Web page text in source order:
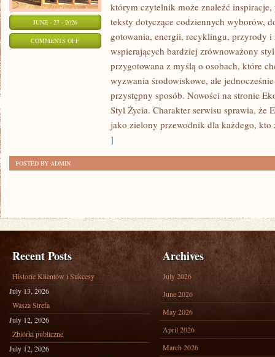
JUNE - 27 - 2026
COMMENTS OFFON
którym czytelnik może znaleźć inspiracje,
teksty dotyczące codziennych wyborów,
gotowania, energii, recyklingu, przyrody i
wspierających bardziej zrównoważony styl
przygotowana z myślą o osobach, które
wyzwania środowiskowe, ale
przystępny sposób. Nowości na stronie
Styl Życia. Charakter serwisu sprawia, że
jako zielony przewodnik dla każdego, kto
]
POSTED BY ADMIN
Recent Posts
Historie Klientów i Sukcesy
July 13, 2026
Wasza Strefa
July 12, 2026
Zbiórki publiczne
July 12, 2026
Archives
July 2026
June 2026
May 2026
April 2026
March 2026